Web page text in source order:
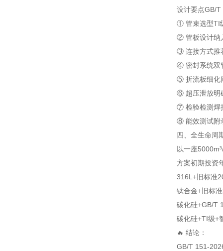
设计要点GB/T
① 管束选型TI
② 管板设计纳
③ 连接方式推
④ 密封系统双
⑤ 折流板细化
⑥ 超压泄放明
⑦ 检验检测焊
⑧ 能效测试附
四、全生命周
以一座
方案初期投资
316L+旧标准
钛合金+旧标准
碳化硅+GB/T
碳化硅+TI级+
🔥 结论：
GB/T 151-